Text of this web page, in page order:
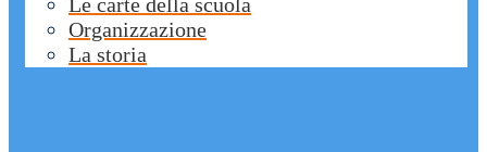
Organizzazione
La storia